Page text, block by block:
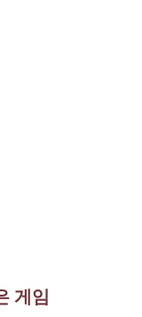
게임